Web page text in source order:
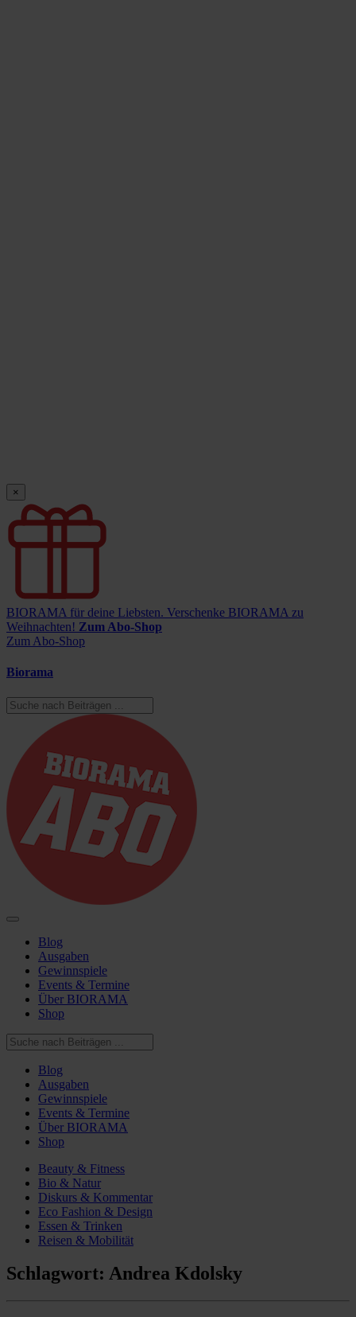
×
BIORAMA für deine Liebsten. Verschenke BIORAMA zu
Weihnachten! Zum Abo-Shop
Zum Abo-Shop
Biorama
Blog
Ausgaben
Gewinnspiele
Events & Termine
Über BIORAMA
Shop
Blog
Ausgaben
Gewinnspiele
Events & Termine
Über BIORAMA
Shop
Beauty & Fitness
Bio & Natur
Diskurs & Kommentar
Eco Fashion & Design
Essen & Trinken
Reisen & Mobilität
Schlagwort: Andrea Kdolsky